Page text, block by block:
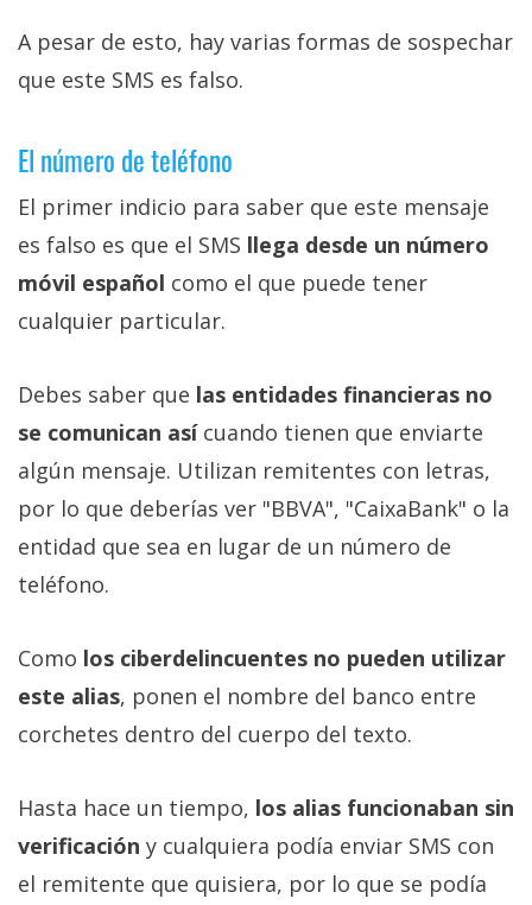
A pesar de esto, hay varias formas de sospechar
que este SMS es falso.
El número de teléfono
El primer indicio para saber que este mensaje
es falso es que el SMS llega desde un número
móvil español como el que puede tener
cualquier particular.
Debes saber que las entidades financieras no
se comunican asícuando tienen que enviarte
algún mensaje. Utilizan remitentes con letras,
por lo que deberías ver "BBVA", "CaixaBank" o la
entidad que sea en lugar de un número de
teléfono.
Como los ciberdelincuentes no pueden utilizar
este alias, ponen el nombre del banco entre
corchetes dentro del cuerpo del texto.
Hasta hace un tiempo, los alias funcionaban sin
verificación y cualquiera podía enviar SMS con
el remitente que quisiera, por lo que se podía